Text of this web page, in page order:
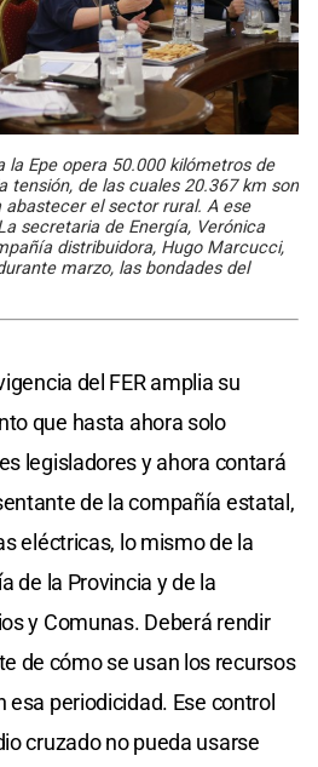
la Epe opera 50.000 kilómetros de
tensión, de las cuales 20.367 km son
el sector rural. A ese
secretaria de Energía, Verónica
distribuidora, Hugo Marcucci,
marzo, las bondades del
del FER amplia su
que hasta ahora solo
legisladores y ahora contará
de la compañía estatal,
eléctricas, lo mismo de la
de la Provincia y de la
y Comunas. Deberá rendir
de cómo se usan los recursos
esa periodicidad. Ese control
cruzado no pueda usarse